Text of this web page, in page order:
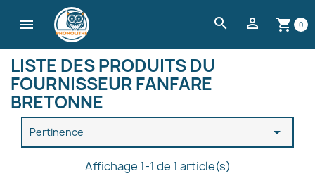
 search  shopping_cart 0
LISTE DES PRODUITS DU
FOURNISSEUR FANFARE
BRETONNE
Pertinence 
Affichage 1-1 de 1 article(s)